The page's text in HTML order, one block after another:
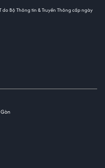
do Bộ Thông tin & Truyền Thông cấp ngày